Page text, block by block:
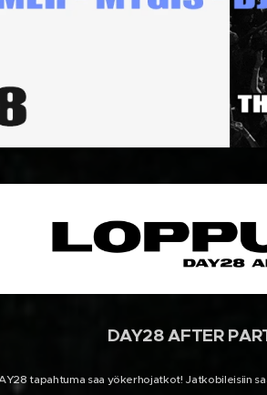
DAY28 AFTER
tapahtuma saa yökerhojatkot! Jatkobileisiin